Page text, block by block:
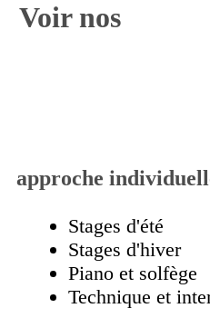
Voir nos
approche
Stages d'été
Stages d'hiver
Piano et solfège
Technique et